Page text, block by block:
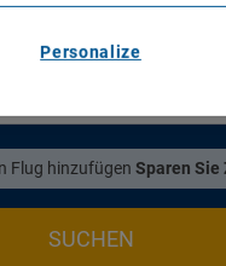
Abreisetag
Flug hinzufügen Sparen Sie
SUCHEN
Personalize